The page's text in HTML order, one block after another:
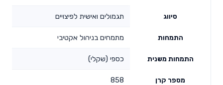
סיווג תגמולים ואישית לפיצויים
התמחות מתמחים בניהול אקטיבי
התמחות משנית כספי (שקלי)
מספר קרן 858